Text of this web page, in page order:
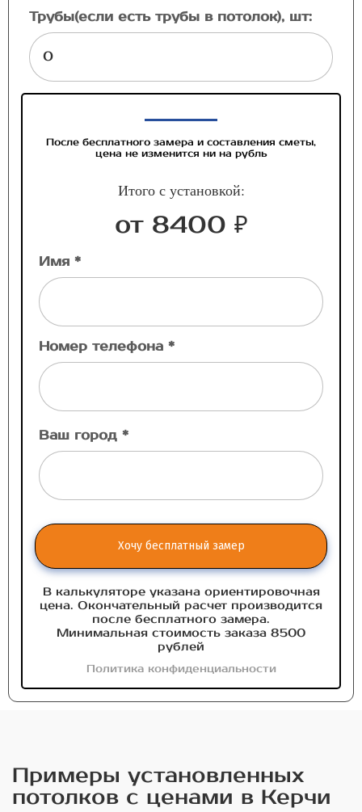
Трубы(если есть трубы в потолок), шт:
После бесплатного замера и составления сметы,
цена не изменится ни на рубль
Итого с установкой:
от 8400 ₽
Имя *
Номер телефона *
Ваш город *
Хочу бесплатный замер
В калькуляторе указана ориентировочная
цена. Окончательный расчет производится
после бесплатного замера.
Минимальная стоимость заказа 8500
рублей
Политика конфиденциальности
Примеры установленных
потолков с ценами в Керчи